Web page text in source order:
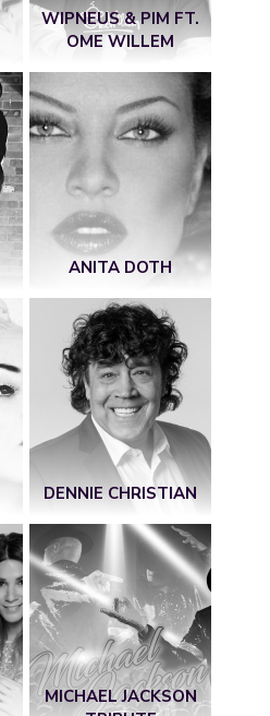
WIPNEUS & PIM FT.
OME WILLEM
ANITA DOTH
DENNIE CHRISTIAN
MICHAEL JACKSON